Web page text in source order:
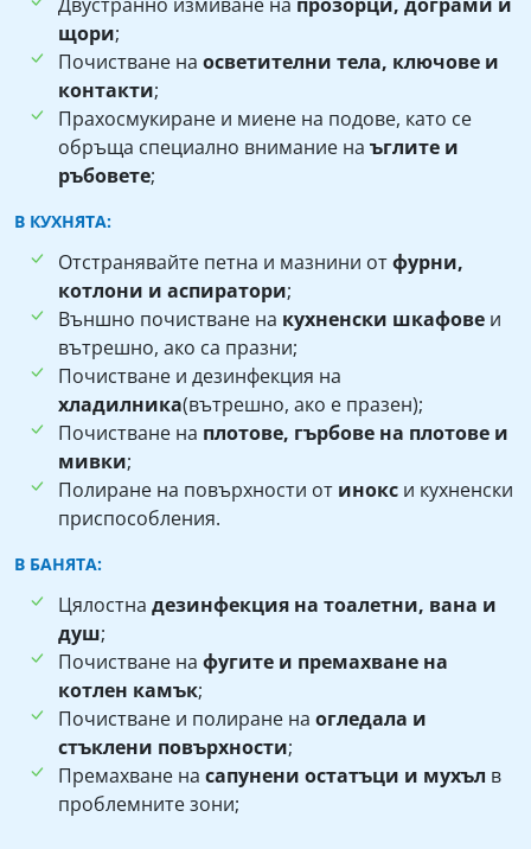
щори;
Почистване на осветителни тела, ключове и
контакти;
Прахосмукиране и миене на подове, като се
обръща специално внимание на ъглите и
ръбовете;
В КУХНЯТА:
Отстранявайте петна и мазнини отфурни,
котлони и аспиратори;
Външно почистване на кухненски шкафове и
вътрешно, ако са празни;
Почистване и дезинфекция на
хладилника(вътрешно, ако е празен);
Почистване на плотове, гърбове на плотове и
мивки;
Полиране на повърхности от инокс и кухненски
приспособления.
В БАНЯТА:
Цялостна дезинфекция на тоалетни, вана и
душ;
Почистване на фугите и премахване на
котлен камък;
Почистване и полиране на огледала и
стъклени повърхности;
Премахване на сапунени остатъци и мухъл в
проблемните зони;